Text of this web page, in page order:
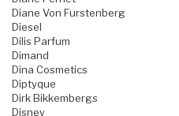
Diane Von Furstenberg
Diesel
Dilis Parfum
Dimand
Dina Cosmetics
Diptyque
Dirk Bikkembergs
Disney